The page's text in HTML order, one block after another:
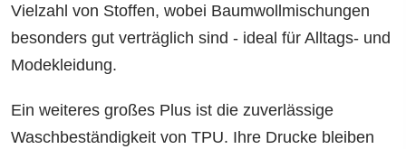
Vielzahl von Stoffen, wobei Baumwollmischungen
besonders gut verträglich sind - ideal für Alltags- und
Modekleidung.
Ein weiteres großes Plus ist die zuverlässige
Waschbeständigkeit von TPU. Ihre Drucke bleiben